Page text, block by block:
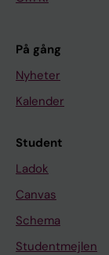
På gång
Nyheter
Kalender
Student
Ladok
Canvas
Schema
Studentmejlen